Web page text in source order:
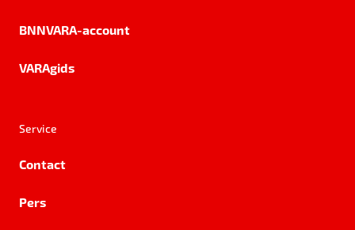
BNNVARA-account
VARAgids
Service
Contact
Pers